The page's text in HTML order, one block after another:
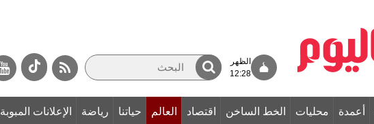
الظهر
12:28
أعمدة محليات الخط الساخن اقتصاد العالم حياتنا رياضة الإعلانات المبوبة